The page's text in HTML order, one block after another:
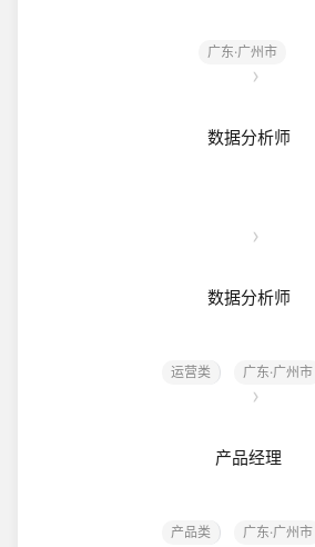
广东·广州市
数据分析师
数据分析师
运营类 广东·广州市
产品经理
产品类 广东·广州市